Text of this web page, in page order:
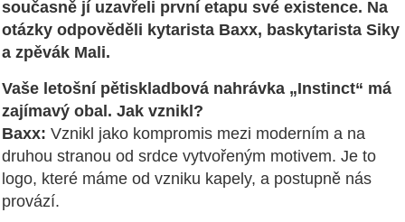
současně jí uzavřeli první etapu své existence. Na
otázky odpověděli kytarista Baxx, baskytarista Siky
a zpěvák Mali.
Vaše letošní pětiskladbová nahrávka „Instinct“ má
zajímavý obal. Jak vznikl?
Baxx: Vznikl jako kompromis mezi moderním a na
druhou stranou od srdce vytvořeným motivem. Je to
logo, které máme od vzniku kapely, a postupně nás
provází.